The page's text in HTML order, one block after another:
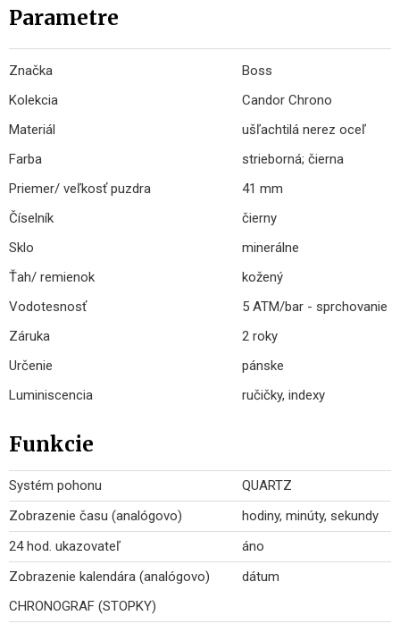
Parametre
Značka
Boss
Kolekcia
Candor Chrono
Materiál
ušľachtilá nerez oceľ
Farba
strieborná; čierna
Priemer/ veľkosť puzdra
41 mm
Číselník
čierny
Sklo
minerálne
Ťah/ remienok
kožený
Vodotesnosť
5 ATM/bar - sprchovanie
Záruka
2 roky
Určenie
pánske
Luminiscencia
ručičky, indexy
Funkcie
Systém pohonu
QUARTZ
Zobrazenie času (analógovo)
hodiny, minúty, sekundy
24 hod. ukazovateľ
áno
Zobrazenie kalendára (analógovo)
dátum
CHRONOGRAF (STOPKY)